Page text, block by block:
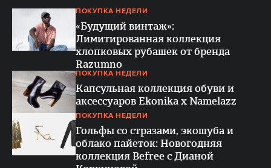
ПОКУПКА НЕДЕЛИ
«Будущий винтаж»:
Лимитированная коллекция
хлопковых рубашек от бренда
Razumno
ПОКУПКА НЕДЕЛИ
Капсульная коллекция обуви и
аксессуаров Ekonika x Namelazz
ПОКУПКА НЕДЕЛИ
Гольфы со стразами, экошуба и
облако пайеток: Новогодняя
коллекция Befree c Дианой